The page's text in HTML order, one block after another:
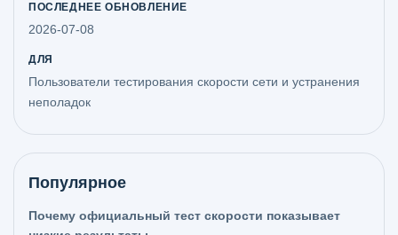
ПОСЛЕДНЕЕ ОБНОВЛЕНИЕ
2026-07-08
ДЛЯ
Пользователи тестирования скорости сети и устранения
неполадок
Популярное
Почему официальный тест скорости показывает